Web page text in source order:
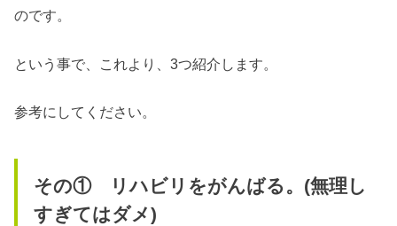
のです。
という事で、これより、3つ紹介します。
参考にしてください。
その① リハビリをがんばる。(無理し
すぎてはダメ)